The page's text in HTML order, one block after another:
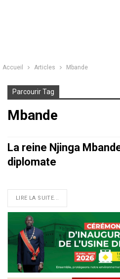
Accueil Articles Mbande
Parcourir Tag
Mbande
La reine Njinga
diplomate
LIRE LA SUITE...